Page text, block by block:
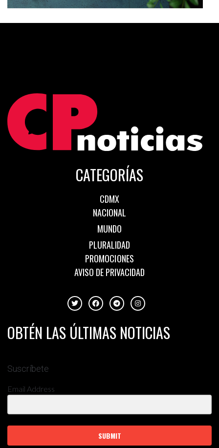
CATEGORÍAS
CDMX
NACIONAL
MUNDO
PLURALIDAD
PROMOCIONES
AVISO DE PRIVACIDAD
OBTÉN LAS ÚLTIMAS NOTICIAS
Suscríbete
Email Address
SUBMIT